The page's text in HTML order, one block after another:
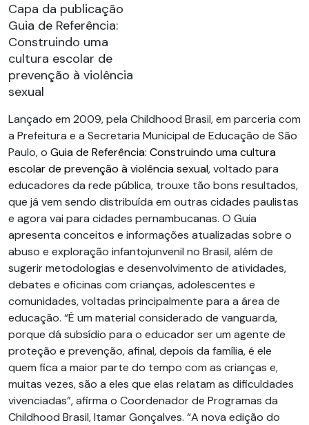
Capa da publicação
Guia de Referência:
Construindo uma
cultura escolar de
prevenção à violência
sexual
Lançado em 2009, pela Childhood Brasil, em parceria com
a Prefeitura e a Secretaria Municipal de Educação de São
Paulo, o Guia de Referência: Construindo uma cultura
escolar de prevenção à violência sexual, voltado para
educadores da rede pública, trouxe tão bons resultados,
que já vem sendo distribuída em outras cidades paulistas
e agora vai para cidades pernambucanas. O Guia
apresenta conceitos e informações atualizadas sobre o
abuso e exploração infantojunvenil no Brasil, além de
sugerir metodologias e desenvolvimento de atividades,
debates e oficinas com crianças, adolescentes e
comunidades, voltadas principalmente para a área de
educação. “É um material considerado de vanguarda,
porque dá subsídio para o educador ser um agente de
proteção e prevenção, afinal, depois da família, é ele
quem fica a maior parte do tempo com as crianças e,
muitas vezes, são a eles que elas relatam as dificuldades
vivenciadas”, afirma o Coordenador de Programas da
Childhood Brasil, Itamar Gonçalves. “A nova edição do